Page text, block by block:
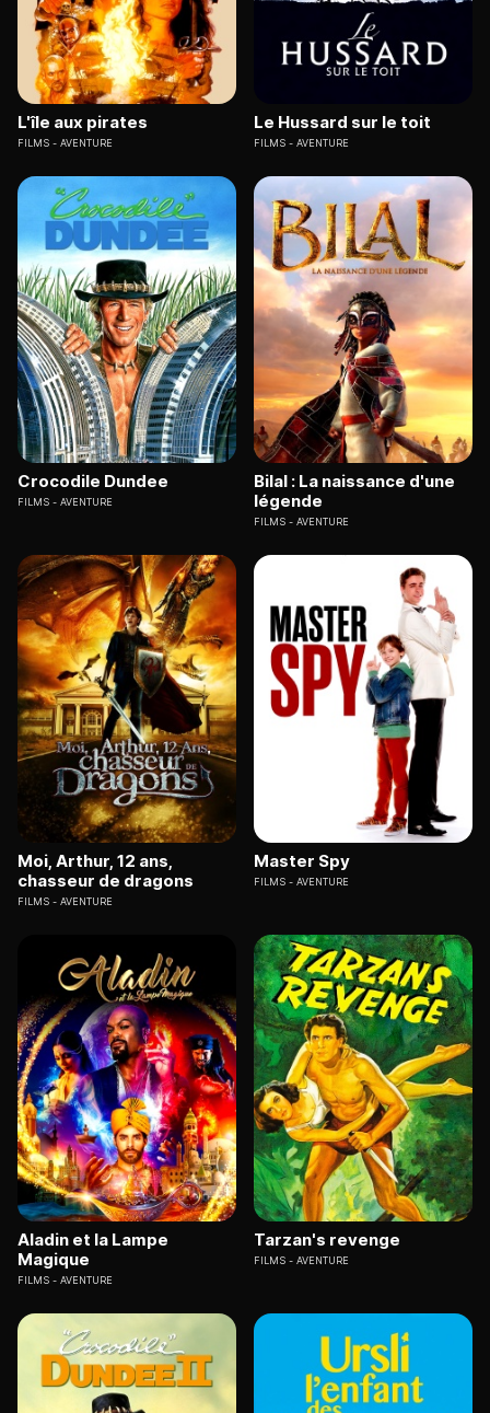
L'île aux pirates
FILMS AVENTURE
Le Hussard sur le toit
FILMS AVENTURE
Crocodile Dundee
FILMS AVENTURE
Bilal : La naissance d'une
légende
FILMS AVENTURE
Moi, Arthur, 12 ans,
chasseur de dragons
FILMS AVENTURE
Master Spy
FILMS AVENTURE
Aladin et la Lampe
Magique
FILMS AVENTURE
Tarzan's revenge
FILMS AVENTURE